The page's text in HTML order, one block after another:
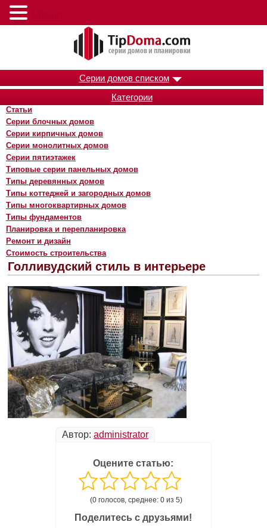
Серии домов списком
Категории
Статьи
Серии блочных домов
Серии кирпичных домов
Серии монолитных домов
Серии пятиэтажек
Типовые серии панельных домов
Типы деревянных домов
Типы коттеджей и загородных домов
Типы многоквартирных домов
Типы фундаментов
Планировка и перепланировка
Ремонт и дизайн
Стоимость строительства
Голливудский стиль в интерьере
Автор: administrator
Оцените статью:
(0 голосов, среднее: 0 из 5)
Поделитесь с друзьями!